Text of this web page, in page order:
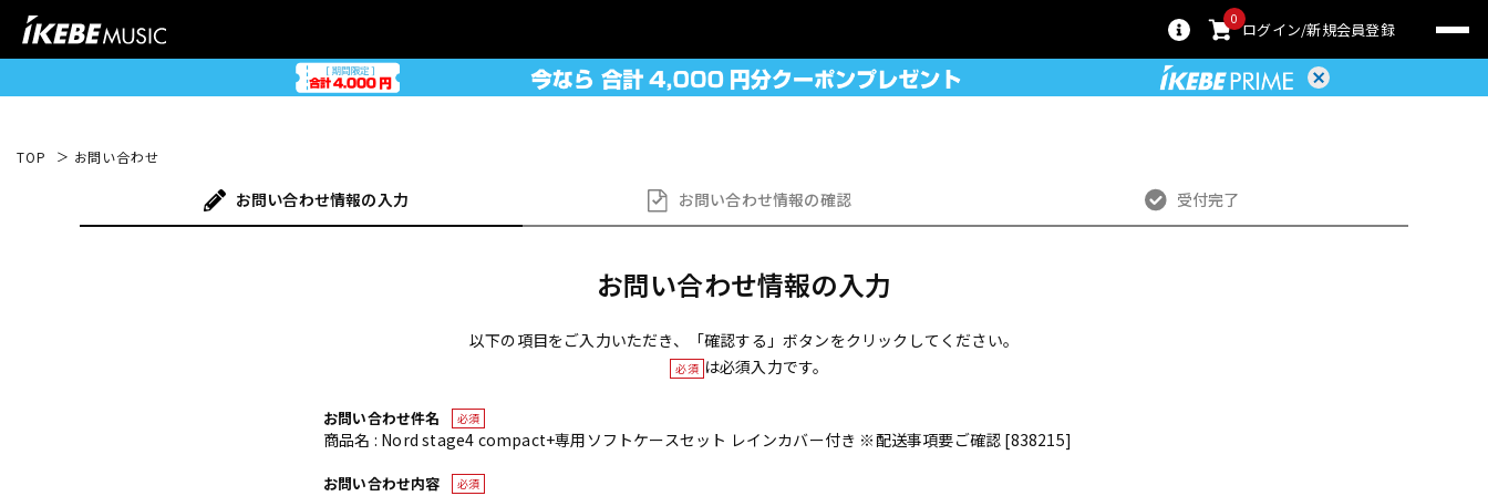
0
ログイン 新規会員登録
TOP お問い合わせ
お問い合わせ情報の入力 お問い合わせ情報の確認 受付完了
お問い合わせ情報の入力
以下の項目をご入力いただき、「確認する」ボタンをクリックしてください。
必須 は必須入力です。
お問い合わせ件名 必須
商品名 : Nord stage4 compact+専用ソフトケースセット レインカバー付き ※配送事項要ご確認 [838215]
お問い合わせ内容 必須